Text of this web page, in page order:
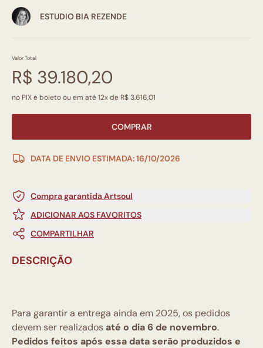
ESTUDIO BIA REZENDE
Valor Total
R$ 39.180,20
no PIX e boleto ou em até 12x de R$ 3.616,01
COMPRAR
DATA DE ENVIO ESTIMADA: 16/10/2026
Compra garantida Artsoul
ADICIONAR AOS FAVORITOS
COMPARTILHAR
DESCRIÇÃO
Para garantir a entrega ainda em 2025, os pedidos
devem ser realizados até o dia 6 de novembro.
Pedidos feitos após essa dataserão produzidos e